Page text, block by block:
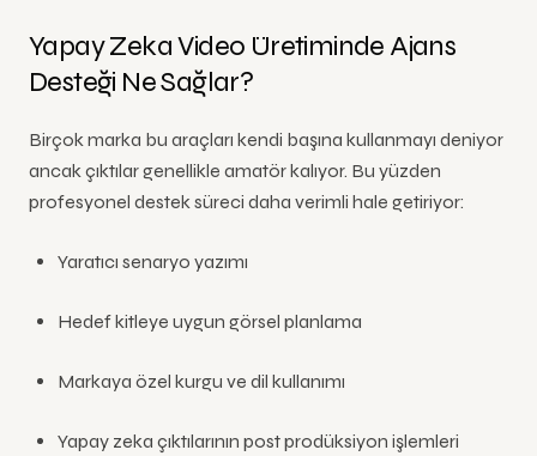
Yapay Zeka Video Üretiminde Ajans
Desteği Ne Sağlar?
Birçok marka bu araçları kendi başına kullanmayı deniyor
ancak çıktılar genellikle amatör kalıyor. Bu yüzden
profesyonel destek süreci daha verimli hale getiriyor:
Yaratıcı senaryo yazımı
Hedef kitleye uygun görsel planlama
Markaya özel kurgu ve dil kullanımı
Yapay zeka çıktılarının post prodüksiyon işlemleri